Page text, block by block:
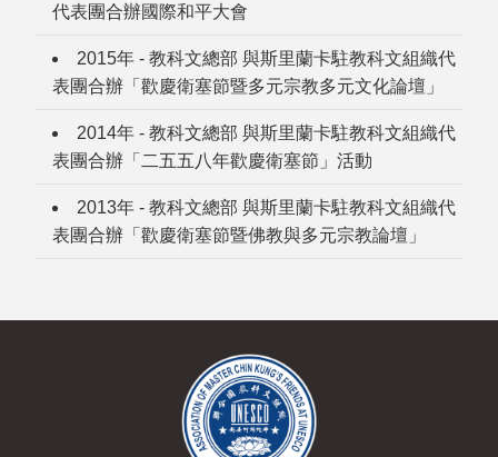
代表團合辦國際和平大會
2015年 - 教科文總部 與斯里蘭卡駐教科文組織代
表團合辦「歡慶衛塞節暨多元宗教多元文化論壇」
2014年 - 教科文總部 與斯里蘭卡駐教科文組織代
表團合辦「二五五八年歡慶衛塞節」活動
2013年 - 教科文總部 與斯里蘭卡駐教科文組織代
表團合辦「歡慶衛塞節暨佛教與多元宗教論壇」